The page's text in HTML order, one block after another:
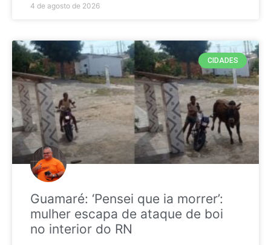
4 de agosto de 2026
CIDADES
Guamaré: ‘Pensei que ia morrer’:
mulher escapa de ataque de boi
no interior do RN